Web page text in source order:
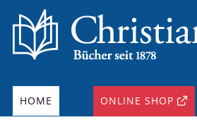
HOME ONLINE SHOP